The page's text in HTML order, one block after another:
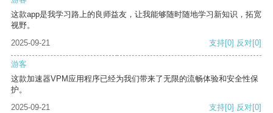
这款app是我学习路上的良师益友，让我能够随时随地学习新知识，拓宽
视野。
2025-09-21
支持[0] 反对[0]
游客
这款加速器VPM应用程序已经为我们带来了无限的流畅体验和安全性保
护。
2025-09-21
支持[0] 反对[0]